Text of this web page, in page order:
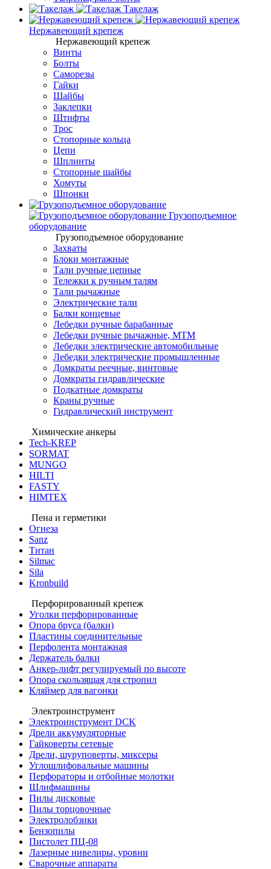
Такелаж
Нержавеющий крепеж
Нержавеющий крепеж
Винты
Болты
Саморезы
Гайки
Шайбы
Заклепки
Штифты
Трос
Стопорные кольца
Цепи
Шплинты
Стопорные шайбы
Хомуты
Шпонки
Грузоподъемное
оборудование
Грузоподъемное оборудование
Захваты
Блоки монтажные
Тали ручные цепные
Тележки к ручным талям
Тали рычажные
Электрические тали
Балки концевые
Лебедки ручные барабанные
Лебедки ручные рычажные, МТМ
Лебедки электрические автомобильные
Лебедки электрические промышленные
Домкраты реечные, винтовые
Домкраты гидравлические
Подкатные домкраты
Краны ручные
Гидравлический инструмент
Химические анкеры
Tech-KREP
SORMAT
MUNGO
HILTI
FASTY
HIMTEX
Пена и герметики
Огнеза
Sanz
Титан
Silmac
Sila
Kronbuild
Перфорированный крепеж
Уголки перфорированные
Опора бруса (балки)
Пластины соединительные
Перфолента монтажная
Держатель балки
Анкер-лифт регулируемый по высоте
Опора скользящая для стропил
Кляймер для вагонки
Электроинструмент
Электроинструмент DCK
Дрели аккумуляторные
Гайковерты сетевые
Дрели, шуруповерты, миксеры
Углошлифовальные машины
Перфораторы и отбойные молотки
Шлифмашины
Пилы дисковые
Пилы торцовочные
Электролобзики
Бензопилы
Пистолет ПЦ-08
Лазерные нивелиры, уровни
Сварочные аппараты